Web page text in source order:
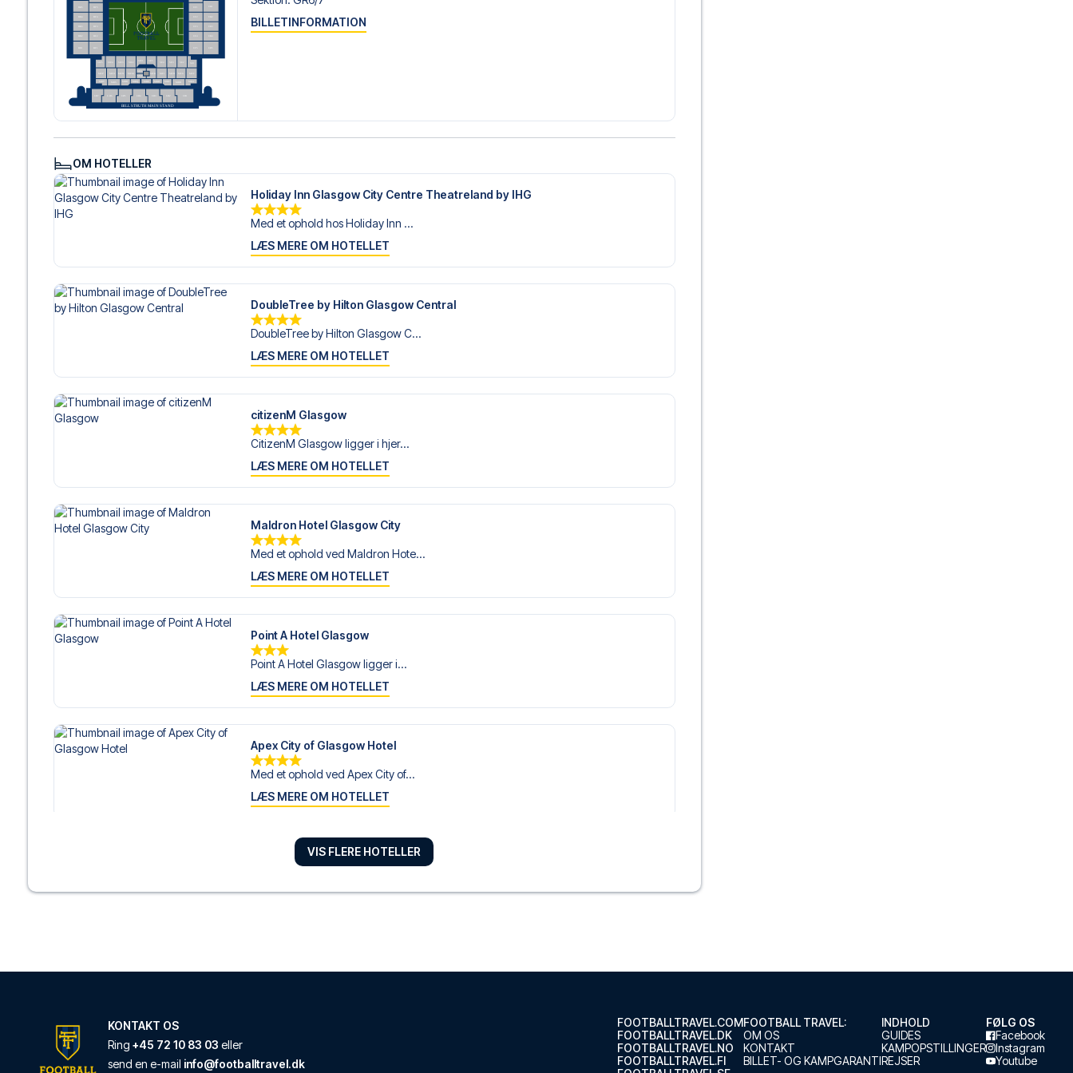
BILLETINFORMATION
OM HOTELLER
Holiday Inn Glasgow City Centre Theatreland by IHG
Med et ophold hos Holiday Inn ...
LÆS MERE OM HOTELLET
DoubleTree by Hilton Glasgow Central
DoubleTree by Hilton Glasgow C...
LÆS MERE OM HOTELLET
citizenM Glasgow
CitizenM Glasgow ligger i hjer...
LÆS MERE OM HOTELLET
Maldron Hotel Glasgow City
Med et ophold ved Maldron Hote...
LÆS MERE OM HOTELLET
Point A Hotel Glasgow
Point A Hotel Glasgow ligger i...
LÆS MERE OM HOTELLET
Apex City of Glasgow Hotel
Med et ophold ved Apex City of...
LÆS MERE OM HOTELLET
Hampton by Hilton Glasgow Central
VIS FLERE HOTELLER
KONTAKT OS
Ring +45 72 10 83 03 eller
send en e-mail info@footballtravel.dk
FOOTBALLTRAVEL.COM
FOOTBALLTRAVEL.DK
FOOTBALLTRAVEL.NO
FOOTBALLTRAVEL.FI
FOOTBALL TRAVEL:
OM OS
KONTAKT
BILLET- OG KAMPGARANTI
INDHOLD
GUIDES
KAMPOPSTILLINGER
REJSER
FØLG OS
Facebook
Instagram
Youtube